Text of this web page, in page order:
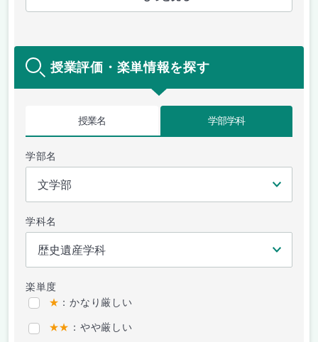
授業評価・楽単情報を探す
授業名 学部学科
学部名
学科名
楽単度
★ ：かなり厳しい
★★ ：やや厳しい